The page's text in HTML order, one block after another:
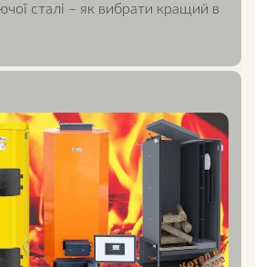
сталі – як вибрати кращий в